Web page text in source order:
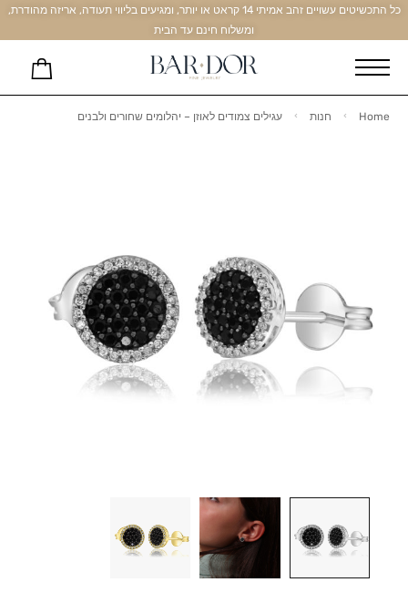
כל התכשיטים עשויים זהב אמיתי 14 קראט או יותר, ומגיעים בליווי תעודה, אריזה מהודרת,
ומשלוח חינם עד הבית
Home חנות עגילים צמודים לאוזן – יהלומים שחורים ולבנים